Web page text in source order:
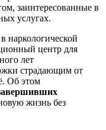
заинтересованные в
услугах.
наркологической
центр для
лет
страдающим от
Об этом
жизнь без